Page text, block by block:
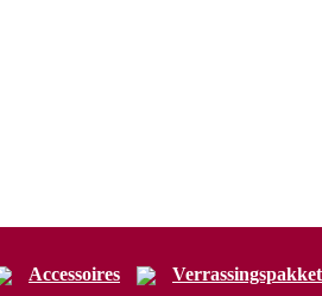
Accessoires Verrassingspakket